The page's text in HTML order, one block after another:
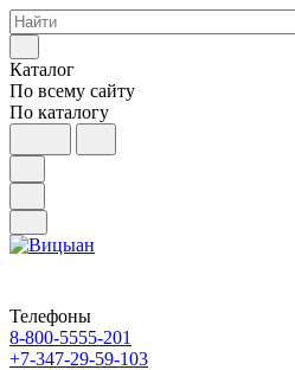
Каталог
По всему сайту
По каталогу
Телефоны
8-800-5555-201
+7-347-29-59-103